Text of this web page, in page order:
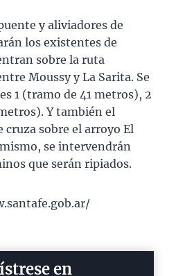
y aliviadores de
los existentes de
sobre la ruta
Moussy y La Sarita. Se
1 (tramo de 41 metros), 2
Y también el
cruza sobre el arroyo El
se intervendrán
que serán ripiados.
en